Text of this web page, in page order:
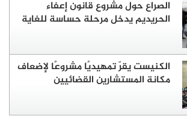
الصراع حول مشروع قانون إعفاء
الحريديم يدخل مرحلة حساسة للغاية
الكنيست يقرّ تمهيديًا مشروعًا لإضعاف
مكانة المستشارين القضائيين